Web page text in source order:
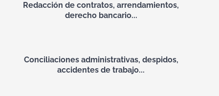
Redacción de contratos, arrendamientos,
derecho bancario...
Conciliaciones administrativas, despidos,
accidentes de trabajo...